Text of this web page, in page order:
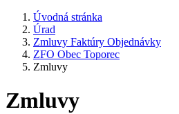
Úvodná stránka
Úrad
Zmluvy Faktúry Objednávky
ZFO Obec Toporec
Zmluvy
Zmluvy